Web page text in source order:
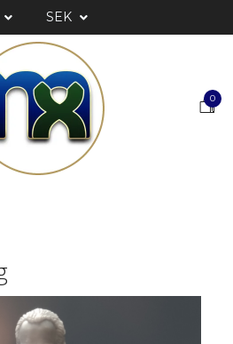
SEK
0